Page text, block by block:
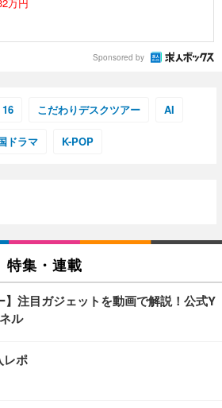
Sponsored by
こだわりデスクツアー AI
ドラマ K-POP
特集・連載
】注目ガジェットを動画で解説！公式Y
ル
レポ